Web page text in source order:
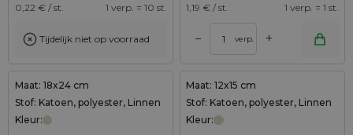
0,22 € / st. 1 verp. = 10 st.
Tijdelijk niet op voorraad
1,19 € / st. 1 verp. = 1 st.
– verp. +
Maat: 18x24 cm
Stof: Katoen, polyester, Linnen
Kleur:
Maat: 12x15 cm
Stof: Katoen, polyester, Linnen
Kleur: